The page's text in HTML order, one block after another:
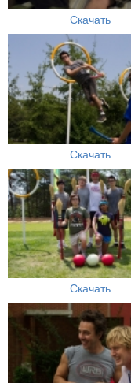
Скачать
Скачать
Скачать